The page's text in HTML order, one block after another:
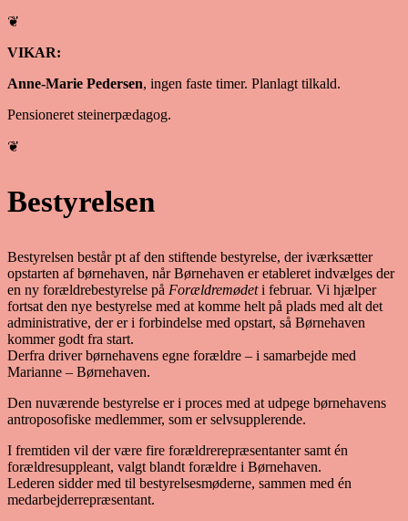
❦
VIKAR:
Anne-Marie Pedersen, ingen faste timer. Planlagt tilkald.
Pensioneret steinerpædagog.
❦
Bestyrelsen
Bestyrelsen består pt af den stiftende bestyrelse, der iværksætter
opstarten af børnehaven, når Børnehaven er etableret indvælges der
en ny forældrebestyrelse på Forældremødeti februar. Vi hjælper
fortsat den nye bestyrelse med at komme helt på plads med alt det
administrative, der er i forbindelse med opstart, så Børnehaven
kommer godt fra start.
Derfra driver børnehavens egne forældre – i samarbejde med
Marianne – Børnehaven.
Den nuværende bestyrelse er i proces med at udpege børnehavens
antroposofiske medlemmer, som er selvsupplerende.
I fremtiden vil der være fire forældrerepræsentanter samt én
forældresuppleant, valgt blandt forældre i Børnehaven.
Lederen sidder med til bestyrelsesmøderne, sammen med én
medarbejderrepræsentant.